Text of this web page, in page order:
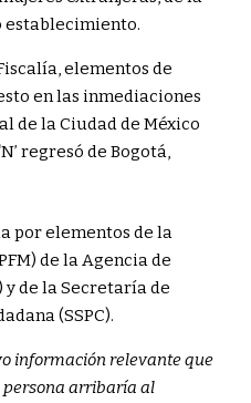
establecimiento.
elementos de
en las inmediaciones
de la Ciudad de México
regresó de Bogotá,
por elementos de la
de la Agencia de
de la Secretaría de
(SSPC).
información relevante que
arribaría al